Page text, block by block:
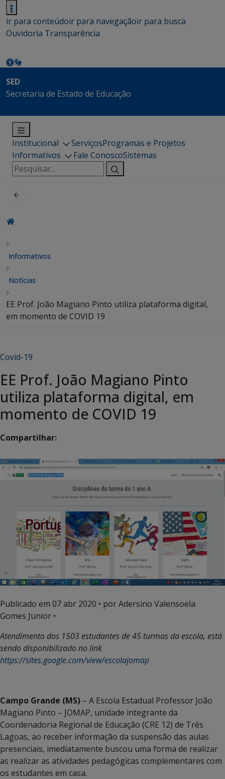
ir para conteúdoir para navegaçãoir para busca
Ouvidoria Transparência
SED
Secretaria de Estado de Educação
Institucional ServiçosProgramas e Projetos
Informativos
Fale ConoscoSistemas
Pesquisar
por:
Informativos
Notícias
EE Prof. João Magiano Pinto utiliza plataforma digital,
em momento de COVID 19
Covid-19
EE Prof. João Magiano Pinto
utiliza plataforma digital, em
momento de COVID 19
Compartilhar:
Publicado em 07 abr 2020 • por Adersino Valensoela
Gomes Junior •
Atendimento dos 1503 estudantes de 45 turmas da escola, está
sendo disponibilizado no link
https://sites.google.com/view/escolajomap
Campo Grande (MS) – A Escola Estadual Professor João
Magiano Pinto – JOMAP, unidade integrante da
Coordenadoria Regional de Educação (CRE 12) de Três
Lagoas, ao receber informação da suspensão das aulas
presenciais, imediatamente buscou uma forma de realizar
as realizar as atividades pedagógicas complementares com
os estudantes em casa.